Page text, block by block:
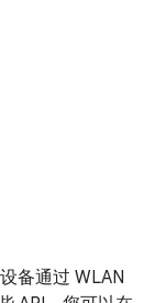
备通过 WLAN